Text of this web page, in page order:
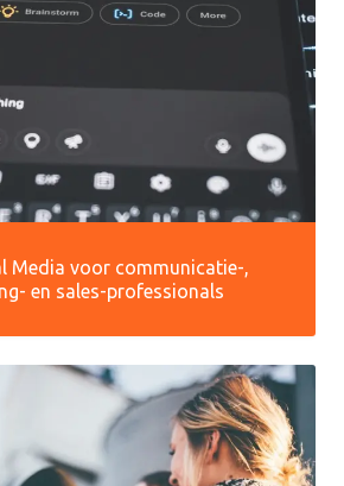
Media voor communicatie-,
en sales-professionals